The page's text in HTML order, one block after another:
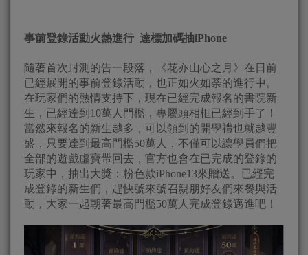
事前登錄活動火熱進行 達標加碼抽iPhone
隨著首次封測的告一段落，《花亦山心之月》在日前
已經展開的事前登錄活動，也正如火如荼的進行中。
在玩家們的熱情支持下，現在已經完成報名的書院新
生，已經達到10萬人門檻，專屬頭相框已經到手了！
當然來報名的新生越多，可以領到的開學禮也就越豐
盛，只要達到最高門檻50萬人，不僅可以讓學員們把
全部的遊戲虛寶帶回去，官方也會在已完成的登錄的
玩家中，抽出大獎：粉色款iPhone13來贈送。已經完
成登錄的新生們，趕快號來號召親朋好友們來餐與活
動，大家一起朝著最高門檻50萬人完成登錄邁進吧！